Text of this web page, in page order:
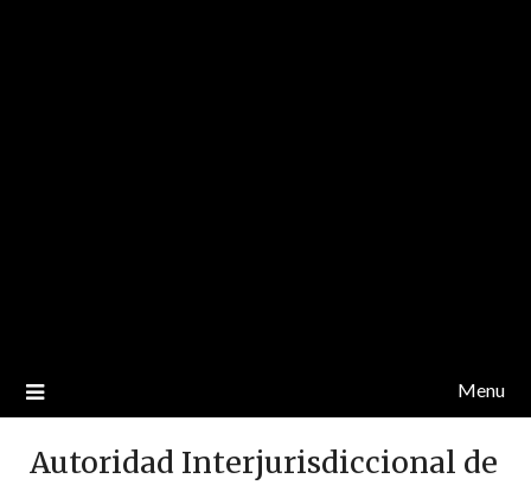
Menu
Autoridad Interjurisdiccional de